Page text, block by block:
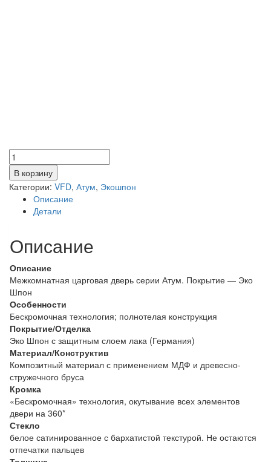
Количество
товара
Атум
5
Венге
белый
В корзину
Категории: VFD, Атум, Экошпон
Описание
Детали
Описание
Описание
Межкомнатная царговая дверь серии Атум. Покрытие — Эко
Шпон
Особенности
Бескромочная технология; полнотелая конструкция
Покрытие/Отделка
Эко Шпон с защитным слоем лака (Германия)
Материал/Конструктив
Композитный материал с применением МДФ и древесно-
стружечного бруса
Кромка
«Бескромочная» технология, окутывание всех элементов
двери на 360*
Стекло
белое сатинированное с бархатистой текстурой. Не остаются
отпечатки пальцев